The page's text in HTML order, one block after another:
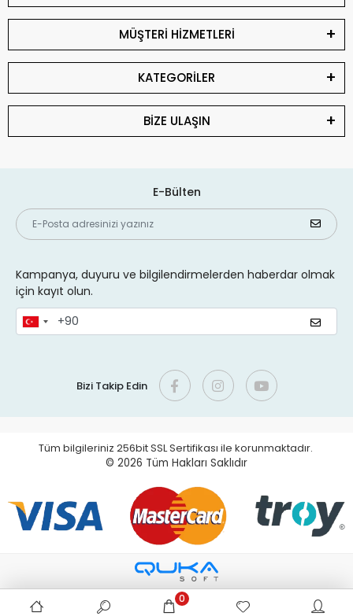
MÜŞTERİ HİZMETLERİ
KATEGORİLER
BİZE ULAŞIN
E-Bülten
Kampanya, duyuru ve bilgilendirmelerden haberdar olmak
için kayıt olun.
Bizi Takip Edin
Tüm bilgileriniz 256bit SSL Sertifikası ile korunmaktadır.
© 2026 Tüm Hakları Saklıdır
0